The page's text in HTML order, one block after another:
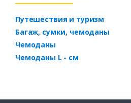
Путешествия и туризм
Багаж, сумки, чемоданы
Чемоданы
Чемоданы L - см